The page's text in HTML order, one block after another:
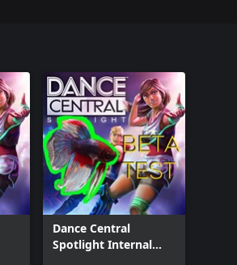
Dance Central
Spotlight Internal